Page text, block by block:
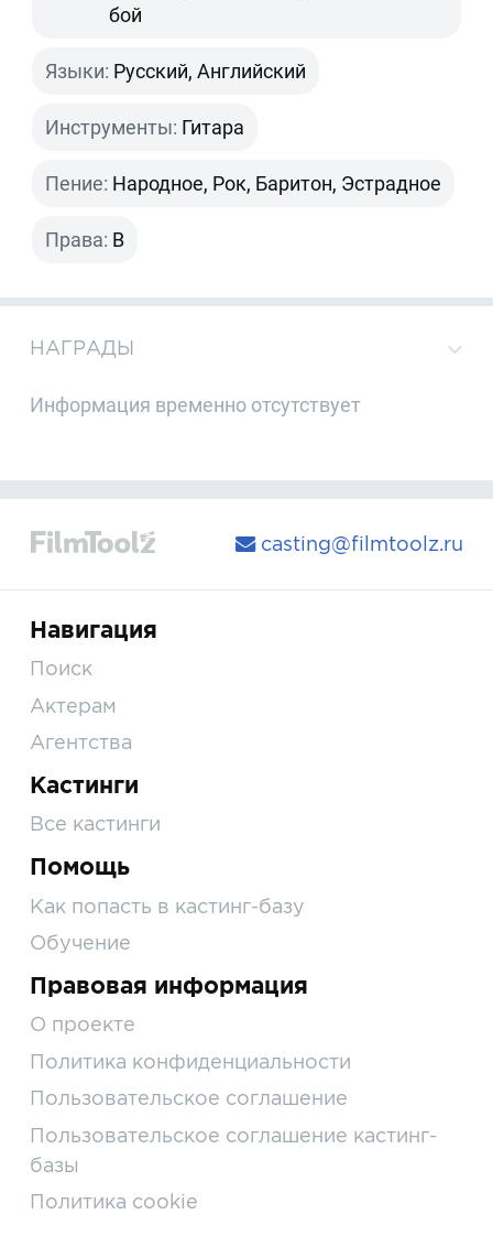
бой
Языки: Русский, Английский
Инструменты: Гитара
Пение: Народное, Рок, Баритон, Эстрадное
Права: B
НАГРАДЫ
Информация временно отсутствует
casting@filmtoolz.ru
Навигация
Поиск
Актерам
Агентства
Кастинги
Все кастинги
Помощь
Как попасть в кастинг-базу
Обучение
Правовая информация
О проекте
Политика конфиденциальности
Пользовательское соглашение
Пользовательское соглашение кастинг-
базы
Политика cookie